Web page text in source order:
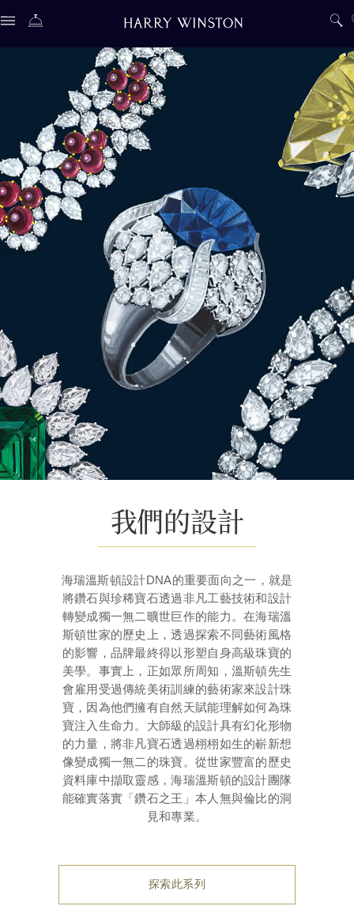
我們的設計
海瑞溫斯頓設計DNA的重要面向之一，就是
將鑽石與珍稀寶石透過非凡工藝技術和設計
轉變成獨一無二曠世巨作的能力。在海瑞溫
斯頓世家的歷史上，透過探索不同藝術風格
的影響，品牌最終得以形塑自身高級珠寶的
美學。事實上，正如眾所周知，溫斯頓先生
會雇用受過傳統美術訓練的藝術家來設計珠
寶，因為他們擁有自然天賦能理解如何為珠
寶注入生命力。大師級的設計具有幻化形物
的力量，將非凡寶石透過栩栩如生的嶄新想
像變成獨一無二的珠寶。從世家豐富的歷史
資料庫中擷取靈感，海瑞溫斯頓的設計團隊
能確實落實「鑽石之王」本人無與倫比的洞
見和專業。
探索此系列